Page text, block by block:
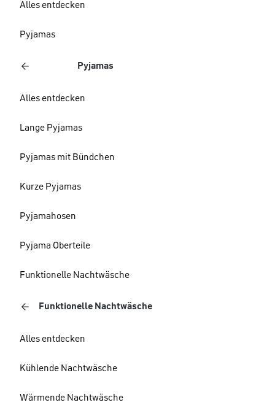
Alles entdecken
Pyjamas
Pyjamas
Alles entdecken
Lange Pyjamas
Pyjamas mit Bündchen
Kurze Pyjamas
Pyjamahosen
Pyjama Oberteile
Funktionelle Nachtwäsche
Funktionelle Nachtwäsche
Alles entdecken
Kühlende Nachtwäsche
Wärmende Nachtwäsche